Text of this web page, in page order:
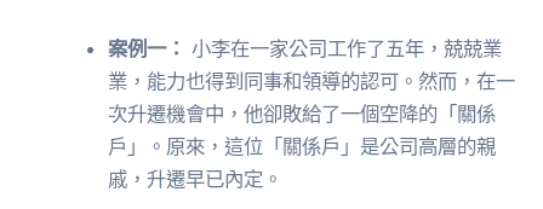
案例一： 小李在一家公司工作了五年，兢兢業
業，能力也得到同事和領導的認可。然而，在一
次升遷機會中，他卻敗給了一個空降的「關係
戶」。原來，這位「關係戶」是公司高層的親
戚，升遷早已內定。